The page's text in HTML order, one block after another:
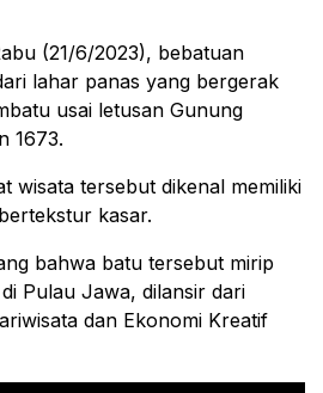
(21/6/2023), bebatuan
lahar panas yang bergerak
usai letusan Gunung
1673.
wisata tersebut dikenal memiliki
kasar.
bahwa batu tersebut mirip
Pulau Jawa, dilansir dari
dan Ekonomi Kreatif